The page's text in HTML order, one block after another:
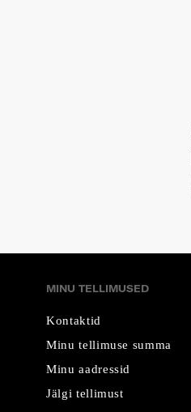
MINU TELLIMUSED
Kontaktid
Minu tellimuse summa
Minu aadressid
Jälgi tellimust